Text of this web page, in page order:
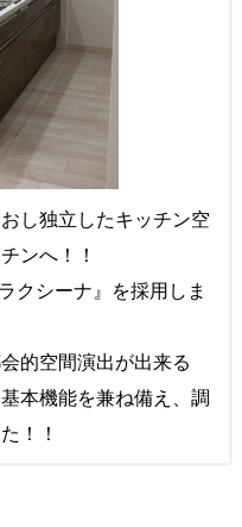
し独立したキッチン空
ンへ！！
クシーナ』を採用しま
的空間演出が出来る
本機能を兼ね備え、調
！！